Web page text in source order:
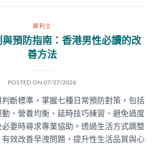
犀利士
預防指南：香港男性必讀的改
善方法
POSTED ON 07/27/2026
判斷標準，掌握七種日常預防對策，包括
、營養均衡、延時技巧練習、避免過度
要時尋求專業協助。透過生活方式調整
效改善早洩問題，提升性生活品質與心